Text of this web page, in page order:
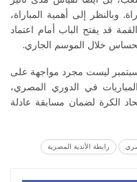
وبالنظر إلى أهمية المباراة،
قد يفتح الباب أمام اعتماد
خلال الموسم الجاري.
مباراة الأهلي والزمالك يوم 29 سبتمبر ليست مجرد مواجهة على
المباريات في الدوري المصري،
الكرة لضمان مسابقة عادلة
رابطة الأندية المصرية